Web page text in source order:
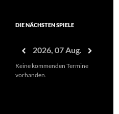
DIE NÄCHSTEN SPIELE
2026, 07 Aug.
Keine kommenden Termine
vorhanden.